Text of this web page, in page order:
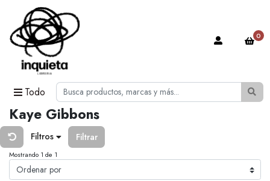
Todo
0
Kaye Gibbons
Filtros Filtrar
Mostrando 1 de 1